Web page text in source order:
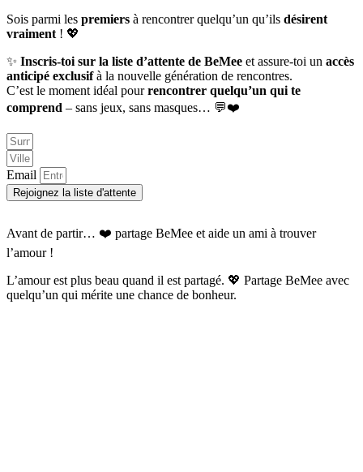
Sois parmi les premiers à rencontrer quelqu’un qu’ils désirent
vraiment ! 💖
✨ Inscris-toi sur la liste d’attente de BeMee et assure-toi un accès
anticipé exclusifà la nouvelle génération de rencontres.
C’est le moment idéal pourrencontrer quelqu’un qui te
comprend – sans jeux, sans masques… 💬❤️
Email
Rejoignez la liste d'attente
Avant de partir… ❤️ partage BeMee et aide un ami à trouver
l’amour !
L’amour est plus beau quand il est partagé. 💖 Partage BeMee avec
quelqu’un qui mérite une chance de bonheur.